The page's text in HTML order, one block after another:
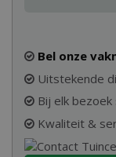
Bel onze
Uitstekende
Bij elk
Kwaliteit &